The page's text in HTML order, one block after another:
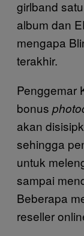
girlband
album dan
mengapa
terakhir.
Penggemar
bonus
akan
sehingga
untuk
sampai
Beberapa
reseller